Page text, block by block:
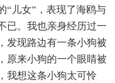
“儿女”，表现了海鸥与
已。我也亲身经历过一
发现路边有一条小狗被
原来小狗的一个眼睛被
我想这条小狗太可怜